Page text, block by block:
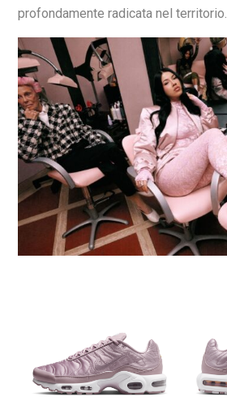
profondamente radicata nel territorio.